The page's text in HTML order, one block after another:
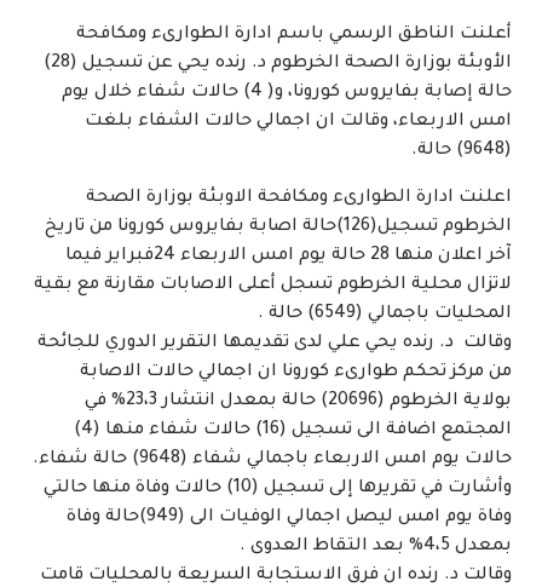
أعلنت الناطق الرسمي باسم ادارة الطوارىء ومكافحة
الأوبئة بوزارة الصحة الخرطوم د. رنده يحي عن تسجيل (28)
حالة إصابة بفايروس كورونا، و( 4) حالات شفاء خلال يوم
امس الاربعاء، وقالت ان اجمالي حالات الشفاء بلغت
(9648) حالة.
اعلنت ادارة الطوارىء ومكافحة الاوبئة بوزارة الصحة
الخرطوم تسجيل(126)حالة اصابة بفايروس كورونا من تاريخ
آخر اعلان منها 28 حالة يوم امس الاربعاء 24فبراير فيما
لاتزال محلية الخرطوم تسجل أعلى الاصابات مقارنة مع بقية
المحليات باجمالي (6549) حالة .
وقالت د. رنده يحي علي لدى تقديمها التقرير الدوري للجائحة
من مركز تحكم طوارىء كورونا ان اجمالي حالات الاصابة
بولاية الخرطوم (20696) حالة بمعدل انتشار 23،3% في
المجتمع اضافة الى تسجيل (16) حالات شفاء منها (4)
حالات يوم امس الاربعاء باجمالي شفاء (9648) حالة شفاء.
وأشارت في تقريرها إلى تسجيل (10) حالات وفاة منها حالتي
وفاة يوم امس ليصل اجمالي الوفيات الى (949)حالة وفاة
بمعدل 4،5% بعد التقاط العدوى .
وقالت د. رنده ان فرق الاستجابة السريعة بالمحليات قامت